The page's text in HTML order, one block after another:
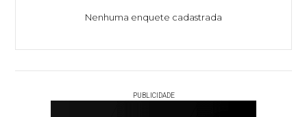
Nenhuma enquete cadastrada
PUBLICIDADE